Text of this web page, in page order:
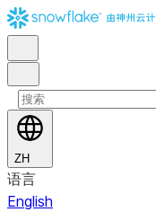
ZH
语言
English